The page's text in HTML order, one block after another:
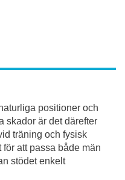
positioner och
skador är det därefter
träning och fysisk
att passa både män
stödet enkelt